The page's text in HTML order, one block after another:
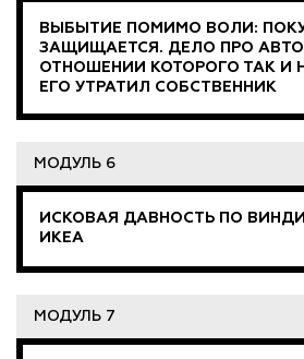
ВЫБЫТИЕ ПОМИМО ВОЛИ:
ЗАЩИЩАЕТСЯ. ДЕЛО ПРО
ОТНОШЕНИИ КОТОРОГО ТАК И
ЕГО УТРАТИЛ СОБСТВЕННИК
МОДУЛЬ 6
ИСКОВАЯ ДАВНОСТЬ ПО
ИКЕА
МОДУЛЬ 7